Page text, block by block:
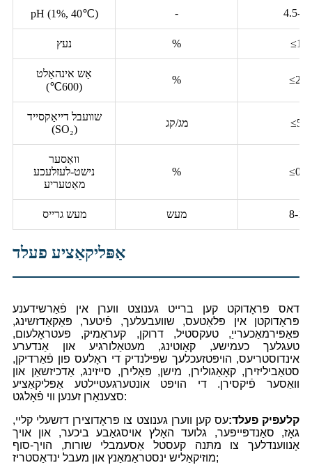
pH (1%, 40℃) - 4.5-
נעץ % ≤14
אַש אינהאַלט
(600℃)
% ≤2.5
שוועבל דייאַקסייד
(SO₂)
מג/קג ≤50
וואַסער
נישט-לעזלעכע
מאַטעריע
% ≤0.2
מעש גרייס מעש 8-15
אַפּליקאַציע פעלד
דאס פּראָדוקט קען ברייט גענוצט ווערן אין פֿאַרשידענע
פּראָדוקטן אין פּלאַטעס, שוועבעלעך, פֿיטער, פּאַקאַדזשינג,
פּאַפּירמאַכערייַ, טעקסטיל, דרוקן, קעראַמיק, פּעטראָלעום,
טעגלעך כעמישע, קאָוטינג, מעטאַלורגיע און אַנדערע
אינדוסטריעס, הויפּטזעכלעך שפּילנדיק די ראָלעס פון פֿאַרדיקן,
סטאַביליזירן, קאָאַגולירן, מישן, פּאָלירן, סייזינג, אַדכיזשאַן און
וואַסער פֿיקסירן. די הויפּט אונטערגעטיילטע אַפּליקאַציע
סצענאַרן זענען ווי פֿאָלגט:
קלעפּיק פעלד:עס קען ווערן גענוצט צו פּראָדוצירן דזשעלי קליי,
גאָז, סאַנדפּייפּער, גלועד האָלץ אויסגאַבע ביכער, און אויך
אָנווענדלעך צו מתּנה קעסטל אַסעמבלי שורות, הויך-סוף
מוזיקאַליש ינסטראַמאַנץ און מעבל ינדאַסטריז;